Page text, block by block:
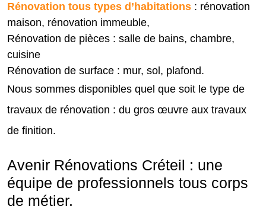
Rénovation tous types d’habitations : rénovation
maison, rénovation immeuble,
Rénovation de pièces : salle de bains, chambre,
cuisine
Rénovation de surface : mur, sol, plafond.
Nous sommes disponibles quel que soit le type de
travaux de rénovation : du gros œuvre aux travaux
de finition.
Avenir Rénovations Créteil : une
équipe de professionnels tous corps
de métier.